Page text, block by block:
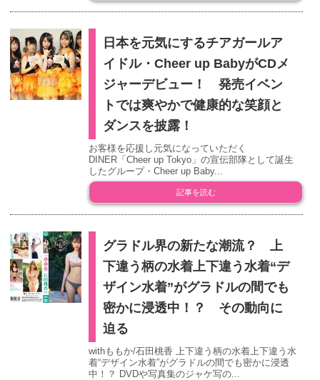
日本を元気にするチアガールア
イドル・Cheer up BabyがCDメ
ジャーデビュー！ 発売イベン
トでは爽やかで健康的な笑顔と
ダンスを披露！
お客様を応援し元気になっていただく
DINER「Cheer up Tokyo」の宣伝部隊として誕生
したグループ・Cheer up Baby...
記事を読む
グラドル界の新たな潮流？ 上
下違う柄の水着上下違う水着“デ
ザイン水着”がグラドルの間でも
密かに浸透中！？ その動向に
迫る
withももか/石田桃香 上下違う柄の水着上下違う水
着“デザイン水着”がグラドルの間でも密かに浸透
中！？ DVDや写真集のジャケ写の...